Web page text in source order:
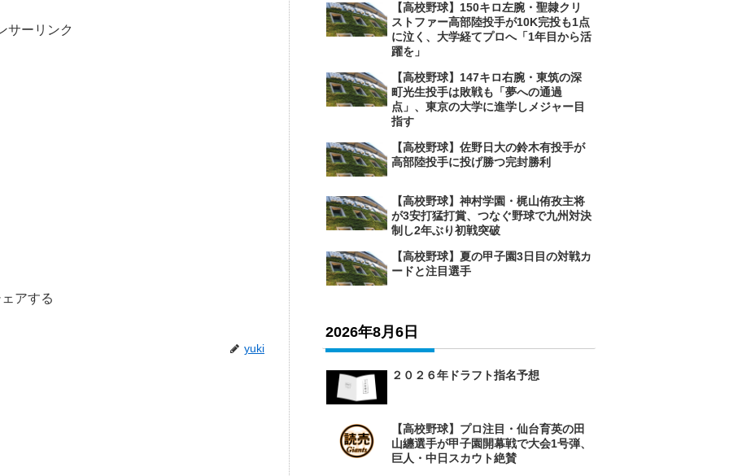
サーリンク
アする
yuki
【高校野球】150キロ左腕・聖隷クリ
ストファー高部陸投手が10K完投も1点
に泣く、大学経てプロへ「1年目から活
躍を」
【高校野球】147キロ右腕・東筑の深
町光生投手は敗戦も「夢への通過
点」、東京の大学に進学しメジャー目
指す
【高校野球】佐野日大の鈴木有投手が
高部陸投手に投げ勝つ完封勝利
【高校野球】神村学園・梶山侑孜主将
が3安打猛打賞、つなぐ野球で九州対決
制し2年ぶり初戦突破
【高校野球】夏の甲子園3日目の対戦カ
ードと注目選手
2026年8月6日
２０２６年ドラフト指名予想
【高校野球】プロ注目・仙台育英の田
山纏選手が甲子園開幕戦で大会1号弾、
巨人・中日スカウト絶賛